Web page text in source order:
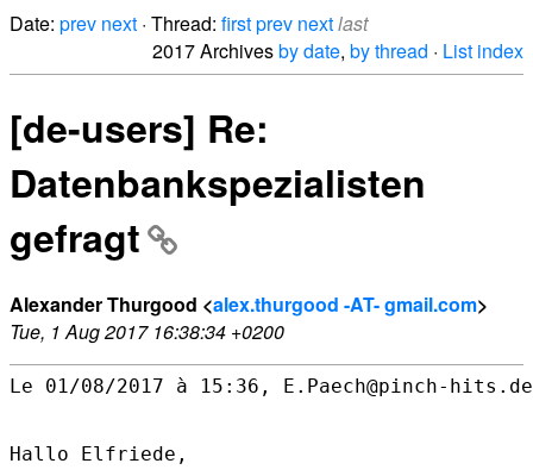
Date: prev next · Thread: firstprev nextlast
2017 Archivesby date, by thread · List index
[de-users] Re:
Datenbankspezialisten
gefragt
Alexander Thurgood <alex.thurgood -AT- gmail.com>
Tue, 1 Aug 2017 16:38:34 +0200
Le 01/08/2017 à 15:36, E.Paech@pinch-
Hallo Elfriede,